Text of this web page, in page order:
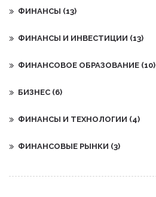
ФИНАНСЫ (13)
ФИНАНСЫ И ИНВЕСТИЦИИ (13)
ФИНАНСОВОЕ ОБРАЗОВАНИЕ (10)
БИЗНЕС (6)
ФИНАНСЫ И ТЕХНОЛОГИИ (4)
ФИНАНСОВЫЕ РЫНКИ (3)